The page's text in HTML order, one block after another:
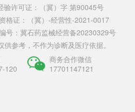
验许可证：（冀）字 第90045号
格证：（冀）-经营性-2021-0017
号：冀石药监械经营备20230329号
参考，不作为诊断及医疗依据。
120
商务合作微信
17701147121